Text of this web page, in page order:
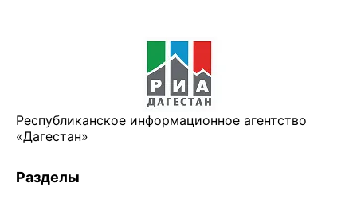
Республиканское информационное агентство
«Дагестан»
Разделы